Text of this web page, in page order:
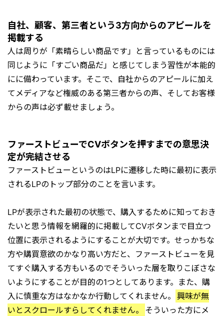
自社、顧客、第三者という3方向からのアピールを
掲載する
人は周りが「素晴らしい商品です」と言っているものには
同じように「すごい商品だ」と感じてしまう習性が本能的
にに備わっています。そこで、自社からのアピールに加え
てメディアなど権威のある第三者からの声、そしてお客様
からの声は必ず載せましょう。
ファーストビューでCVボタンを押すまでの意思決
定が完結させる
ファーストビューというのはLPに遷移した時に最初に表示
されるLPのトップ部分のことを言います。
LPが表示された最初の状態で、購入するために知っておき
たいと思う情報を網羅的に掲載してCVボタンまで目立つ
位置に表示されるようにすることが大切です。せっかちな
方や購買意欲のかなり高い方だと、ファーストビューを見
てすぐ購入する方もいるのでそういった層を取りこぼさな
いようにすることが目的の1つとしてあります。また、購
入に慎重な方はなかなか行動してくれません。
興味が無
いとスクロールすらしてくれません。
そういった方にメ